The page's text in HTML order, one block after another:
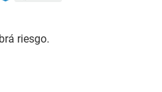
riesgo.